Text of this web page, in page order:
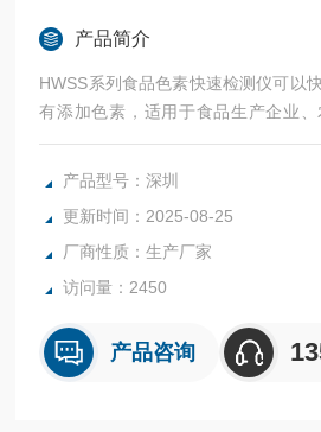
产品简介
HWSS系列食品色素快速检测仪可以
有添加色素，适用于食品生产企业、
场、质量监督、卫生防疫等部门对食
产品有10通道、20通道、32通道、48
产品型号：深圳
更新时间：2025-08-25
厂商性质：生产厂家
访问量：2450
产品咨询